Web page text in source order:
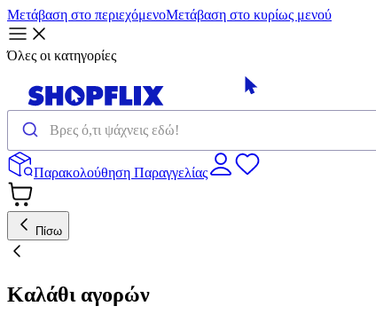
Μετάβαση στο περιεχόμενοΜετάβαση στο κυρίως μενού
Όλες οι κατηγορίες
Παρακολούθηση Παραγγελίας
Πίσω
Καλάθι αγορών